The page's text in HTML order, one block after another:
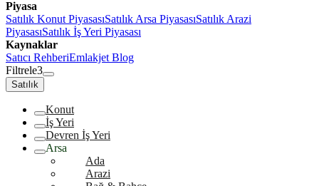
Piyasa
Satılık Konut PiyasasıSatılık Arsa PiyasasıSatılık Arazi
PiyasasıSatılık İş Yeri Piyasası
Kaynaklar
Satıcı RehberiEmlakjet Blog
Filtrele3
Satılık
Konut
İş Yeri
Devren İş Yeri
Arsa
Ada
Arazi